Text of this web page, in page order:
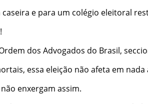
caseira e para um colégio eleitoral
dos Advogados do Brasil,
essa eleição não afeta em nada
enxergam assim.